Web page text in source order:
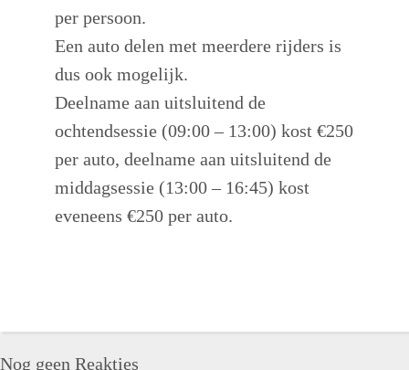
per persoon.
Een auto delen met meerdere rijders is
dus ook mogelijk.
Deelname aan uitsluitend de
ochtendsessie (09:00 – 13:00) kost €250
per auto, deelname aan uitsluitend de
middagsessie (13:00 – 16:45) kost
eveneens €250 per auto.
Nog geen Reakties